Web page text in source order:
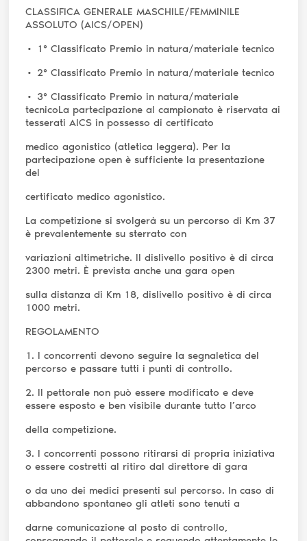
CLASSIFICA GENERALE MASCHILE/FEMMINILE
ASSOLUTO (AICS/OPEN)
• 1° Classificato Premio in natura/materiale tecnico
• 2° Classificato Premio in natura/materiale tecnico
• 3° Classificato Premio in natura/materiale
tecnicoLa partecipazione al campionato è riservata ai
tesserati AICS in possesso di certificato
medico agonistico (atletica leggera). Per la
partecipazione open è sufficiente la presentazione
del
certificato medico agonistico.
La competizione si svolgerà su un percorso di Km 37
è prevalentemente su sterrato con
variazioni altimetriche. Il dislivello positivo è di circa
2300 metri. È prevista anche una gara open
sulla distanza di Km 18, dislivello positivo è di circa
1000 metri.
REGOLAMENTO
1. I concorrenti devono seguire la segnaletica del
percorso e passare tutti i punti di controllo.
2. Il pettorale non può essere modificato e deve
essere esposto e ben visibile durante tutto l’arco
della competizione.
3. I concorrenti possono ritirarsi di propria iniziativa
o essere costretti al ritiro dal direttore di gara
o da uno dei medici presenti sul percorso. In caso di
abbandono spontaneo gli atleti sono tenuti a
darne comunicazione al posto di controllo,